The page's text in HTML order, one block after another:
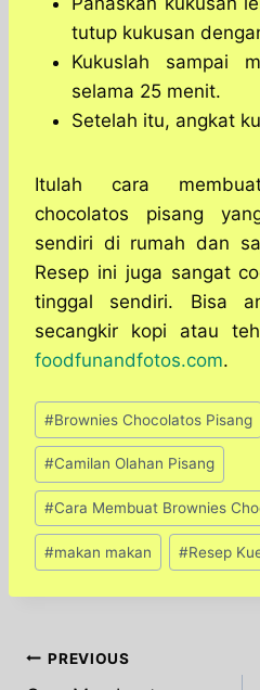
tutup kukusan
Kukuslah sampai
selama 25 menit.
Setelah itu, angkat
Itulah cara
chocolatos pisang
sendiri di rumah dan
Resep ini juga sangat
tinggal sendiri. Bisa
secangkir kopi atau
foodfunandfotos.com.
Post
Tags:
#Brownies Chocolatos Pisang
#Camilan Olahan Pisang
#Cara Membuat Brownies
#makan makan #Resep
Post
PREVIOUS